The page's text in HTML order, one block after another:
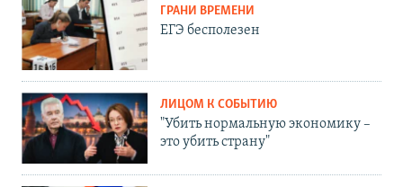
ГРАНИ ВРЕМЕНИ
ЕГЭ бесполезен
ЛИЦОМ К СОБЫТИЮ
"Убить нормальную экономику –
это убить страну"